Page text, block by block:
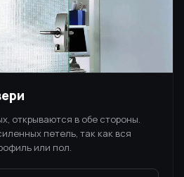
открываются в обе стороны.
петель, так как вся
или пол.